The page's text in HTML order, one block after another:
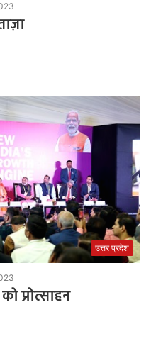
उत्तर प्रदेश
प्रोत्साहन